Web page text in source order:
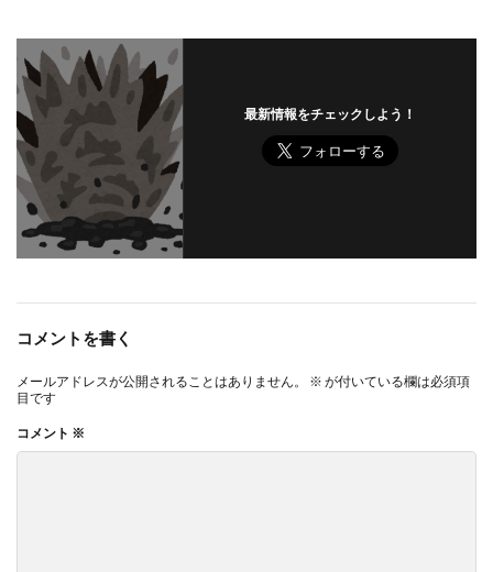
最新情報をチェックしよう！
コメントを書く
メールアドレスが公開されることはありません。 ※ が付いている欄は必須項
目です
コメント ※